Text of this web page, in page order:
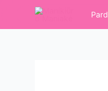
turinio